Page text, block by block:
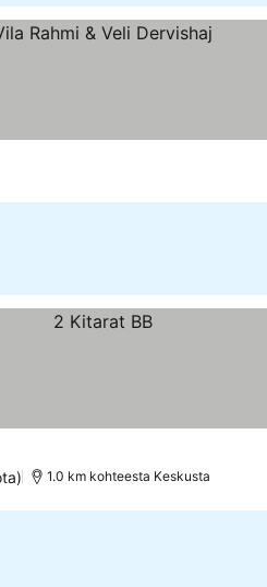
1.0 km kohteesta Keskusta